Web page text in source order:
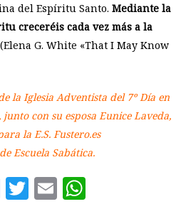
del Espíritu Santo. Mediante la
creceréis cada vez más a la
G. White «That I May Know
la Iglesia Adventista del 7º Día en
junto con su esposa Eunice Laveda,
la E.S. Fustero.es
Escuela Sabática.
Facebook
Twitter
Email